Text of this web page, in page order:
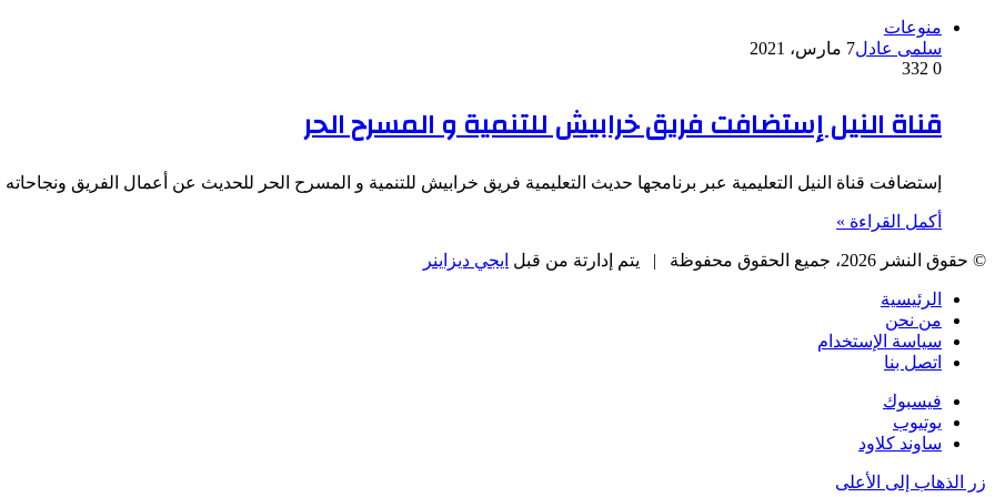
منوعات
سلمى عادل7 مارس، 2021
0
قناة النيل إستضافت فريق خرابيش للتنمية و المسرح الحر
إستضافت قناة النيل التعليمية عبر برنامجها حديث التعليمية فريق خرابيش للتنمية و المسرح الحر للحديث عن أعمال الفريق
أكمل القراءة »
© حقوق النشر 2026، جميع الحقوق محفوظة | يتم إدارتة من قبل ايجي ديزاينر
الرئيسية
من نحن
سياسة الإستخدام
اتصل بنا
فيسبوك
يوتيوب
ساوند كلاود
زر الذهاب إلى الأعلى